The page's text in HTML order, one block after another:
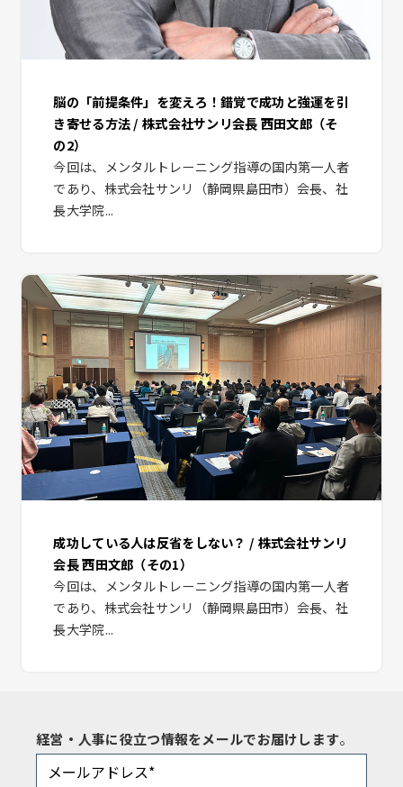
脳の「前提条件」を変えろ！錯覚で成功と強運を引
き寄せる方法 / 株式会社サンリ会長 西田文郎（そ
の2）
今回は、メンタルトレーニング指導の国内第一人者
であり、株式会社サンリ（静岡県島田市）会長、社
長大学院...
成功している人は反省をしない？ / 株式会社サンリ
会長 西田文郎（その1）
今回は、メンタルトレーニング指導の国内第一人者
であり、株式会社サンリ（静岡県島田市）会長、社
長大学院...
経営・人事に役立つ情報をメールでお届けします。